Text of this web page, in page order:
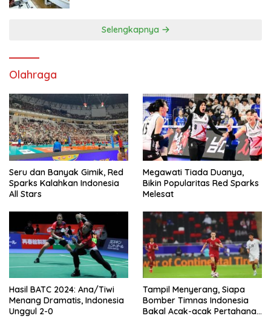
Selengkapnya
Olahraga
Seru dan Banyak Gimik, Red
Sparks Kalahkan Indonesia
All Stars
Megawati Tiada Duanya,
Bikin Popularitas Red Sparks
Melesat
Hasil BATC 2024: Ana/Tiwi
Menang Dramatis, Indonesia
Unggul 2-0
Tampil Menyerang, Siapa
Bomber Timnas Indonesia
Bakal Acak-acak Pertahanan